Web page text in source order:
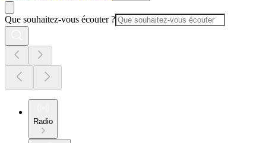
Que souhaitez-vous écouter ?
Radio